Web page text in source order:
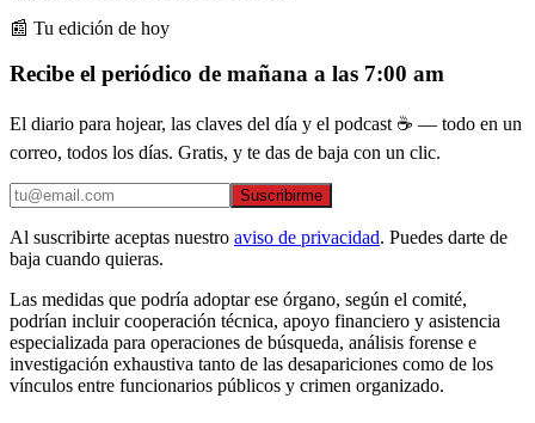
📰 Tu edición de hoy
Recibe el periódico de mañana a las 7:00 am
El diario para hojear, las claves del día y el podcast ☕ — todo en un
correo, todos los días. Gratis, y te das de baja con un clic.
Suscribirme
Al suscribirte aceptas nuestro aviso de privacidad. Puedes darte de
baja cuando quieras.
Las medidas que podría adoptar ese órgano, según el comité,
podrían incluir cooperación técnica, apoyo financiero y asistencia
especializada para operaciones de búsqueda, análisis forense e
investigación exhaustiva tanto de las desapariciones como de los
vínculos entre funcionarios públicos y crimen organizado.